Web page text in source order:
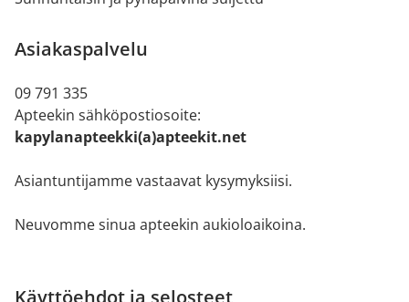
Asiakaspalvelu
09 791 335
Apteekin sähköpostiosoite:
kapylanapteekki(a)apteekit.net
Asiantuntijamme vastaavat kysymyksiisi.
Neuvomme sinua apteekin aukioloaikoina.
Käyttöehdot ja selosteet